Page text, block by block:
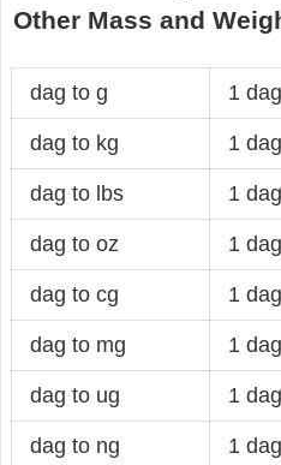
Other Mass and
dag to g 1
dag to kg 1
dag to lbs 1
dag to oz 1
dag to cg 1
dag to mg 1
dag to ug 1
dag to ng 1